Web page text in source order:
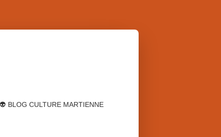
👽 BLOG CULTURE MARTIENNE